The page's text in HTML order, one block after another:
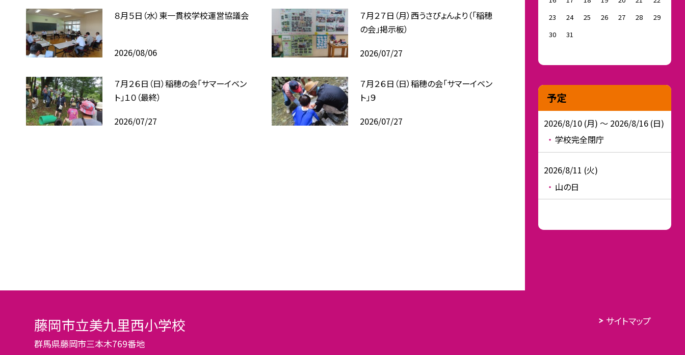
８月５日（水）東一貫校学校運営協議会
2026/08/06
７月２７日（月）西うさぴょんより（「稲穂
の会」掲示板）
2026/07/27
７月２６日（日）稲穂の会「サマーイベン
ト」１０（最終）
2026/07/27
７月２６日（日）稲穂の会「サマーイベン
ト」９
2026/07/27
23
24 25 26 27 28
29
30
31
予定
2026/8/10 (月) ～ 2026/8/16 (日)
学校完全閉庁
2026/8/11 (火)
山の日
藤岡市立美九里西小学校
群馬県藤岡市三本木769番地
サイトマップ